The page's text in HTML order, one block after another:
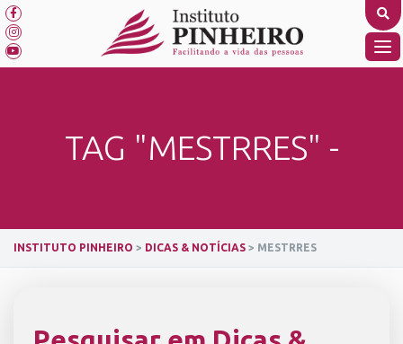
Skip
to
content
TAG "MESTRRES" -
INSTITUTO PINHEIRO > DICAS & NOTÍCIAS > MESTRRES